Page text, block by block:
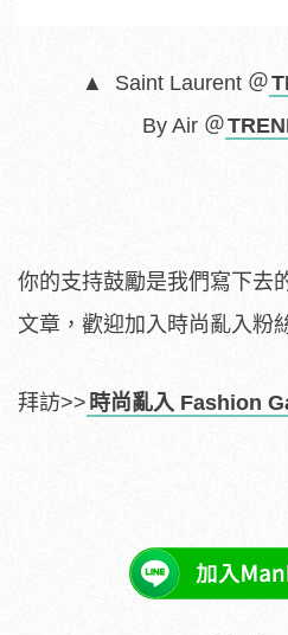
▲ Saint Laurent ＠
By Air ＠
你的支持鼓勵是我們寫下去
文章，歡迎加入時尚亂入粉
拜訪>> 時尚亂入 Fashion